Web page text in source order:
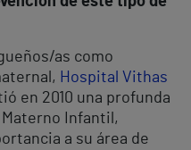
as como
Hospital Vithas
en 2010 una profunda
Infantil,
a su área de